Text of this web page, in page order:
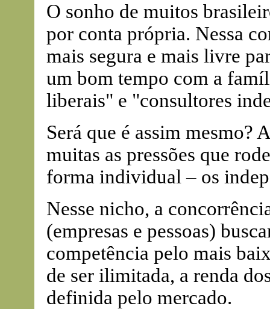
O sonho de muitos
por conta própria. Nessa
mais segura e mais livre
um bom tempo com a
liberais" e "consultores
Será que é assim mesmo?
muitas as pressões que
forma individual – os
Nesse nicho, a
(empresas e pessoas)
competência pelo mais
de ser ilimitada, a renda
definida pelo mercado.